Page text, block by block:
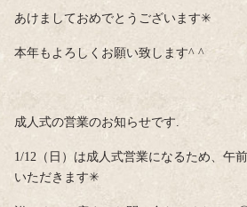
あけましておめでとうございます✳︎
本年もよろしくお願い致します^ ^
成人式の営業のお知らせです.
1/12（日）は成人式営業になるため、午
いただきます✳︎